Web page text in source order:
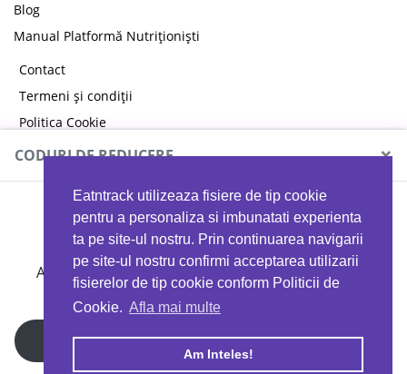
Eatntrack utilizeaza fisiere de tip cookie
pentru a personaliza si imbunatati experienta
ta pe site-ul nostru. Prin continuarea navigarii
pe site-ul nostru confirmi acceptarea utilizarii
fisierelor de tip cookie conform Politicii de
Cookie. Afla mai multe
Am Inteles!
Blog
Manual Platformă Nutriționiști
Contact
Termeni și condiții
Politica Cookie
Politica de confidențialitate
Copyright © 2026 EAT & TRACK S.R.L
CODURI DE REDUCERE ×
MYPROTEIN
Ai 40%reducere la orice comandă folosind codul
EATTRACK
Profită acum